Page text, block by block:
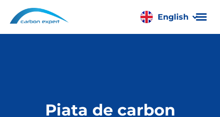
English
Română
Piata de carbon